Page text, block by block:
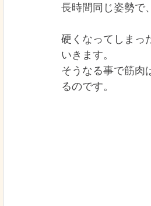
長時間同じ姿勢で
硬くなってしまっ
いきます。
そうなる事で筋肉
るのです。